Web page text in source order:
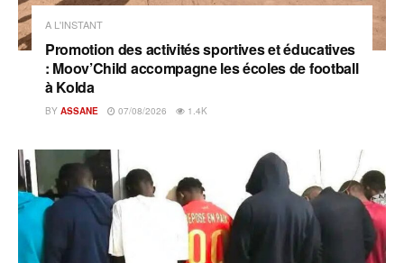
A L'INSTANT
Promotion des activités sportives et éducatives
: Moov’Child accompagne les écoles de football
à Kolda
BY ASSANE 07/08/2026 1.4K